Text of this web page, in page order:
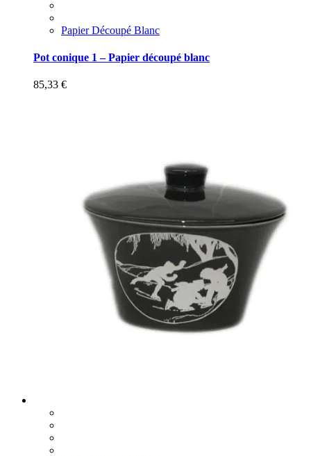
Papier Découpé Blanc
Pot conique 1 – Papier découpé blanc
85,33 €